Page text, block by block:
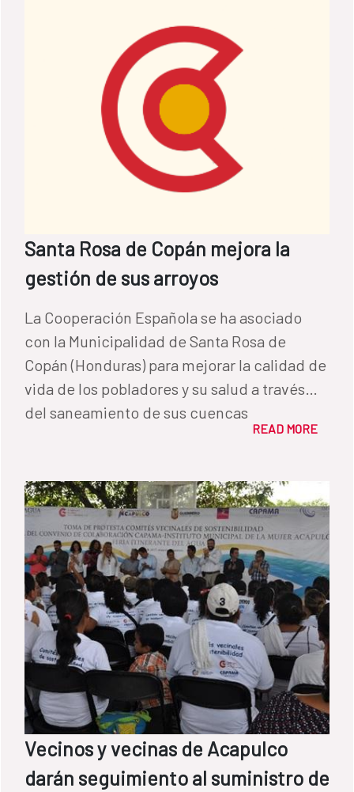
Santa Rosa de Copán mejora la
gestión de sus arroyos
La Cooperación Española se ha asociado
con la Municipalidad de Santa Rosa de
Copán (Honduras) para mejorar la calidad de
vida de los pobladores y su salud a través
del saneamiento de sus cuencas
hidrográficas y el adecuado manejo y
que hasta ahora invadían ríos, caminos y
desfiladeros.
READ MORE
Vecinos y vecinas de Acapulco
darán seguimiento al suministro de